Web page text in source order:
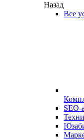
Назад
Все
SEO-